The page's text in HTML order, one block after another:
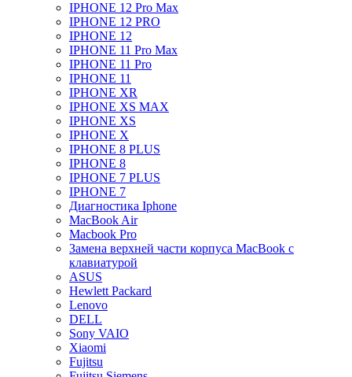
IPHONE 12 Pro Max
IPHONE 12 PRO
IPHONE 12
IPHONE 11 Pro Max
IPHONE 11 Pro
IPHONE 11
IPHONE XR
IPHONE XS MAX
IPHONE XS
IPHONE X
IPHONE 8 PLUS
IPHONE 8
IPHONE 7 PLUS
IPHONE 7
Диагностика Iphone
MacBook Air
Macbook Pro
Замена верхней части корпуса MacBook с
клавиатурой
ASUS
Hewlett Packard
Lenovo
DELL
Sony VAIO
Xiaomi
Fujitsu